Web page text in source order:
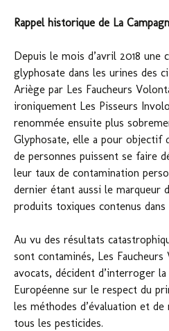
Rappel historique de La
Depuis le mois d’avril 2018 une
glyphosate dans les urines des
Ariège par Les Faucheurs
ironiquement Les Pisseurs
renommée ensuite plus
Glyphosate, elle a pour objectif
de personnes puissent se faire
leur taux de contamination
dernier étant aussi le marqueur
produits toxiques contenus dans
Au vu des résultats
sont contaminés, Les
avocats, décident d’interroger la
Européenne sur le respect du
les méthodes d’évaluation et
tous les pesticides.